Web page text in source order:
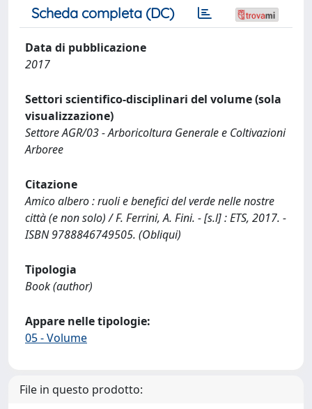
Scheda completa (DC)
Data di pubblicazione
2017
Settori scientifico-disciplinari del volume (sola
visualizzazione)
Settore AGR/03 - Arboricoltura Generale e Coltivazioni
Arboree
Citazione
Amico albero : ruoli e benefici del verde nelle nostre
città (e non solo) / F. Ferrini, A. Fini. - [s.l] : ETS, 2017. -
ISBN 9788846749505. (Obliqui)
Tipologia
Book (author)
Appare nelle tipologie:
05 - Volume
File in questo prodotto: